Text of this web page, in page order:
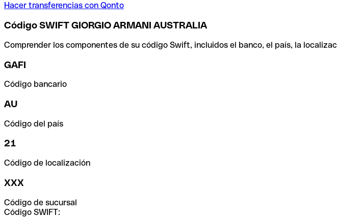
Hacer transferencias con Qonto
Código SWIFT GIORGIO ARMANI AUSTRALIA
Comprender los componentes de su código Swift, incluidos el banco, el país, la
GAFI
Código bancario
AU
Código del país
21
Código de localización
XXX
Código de sucursal
Código SWIFT: